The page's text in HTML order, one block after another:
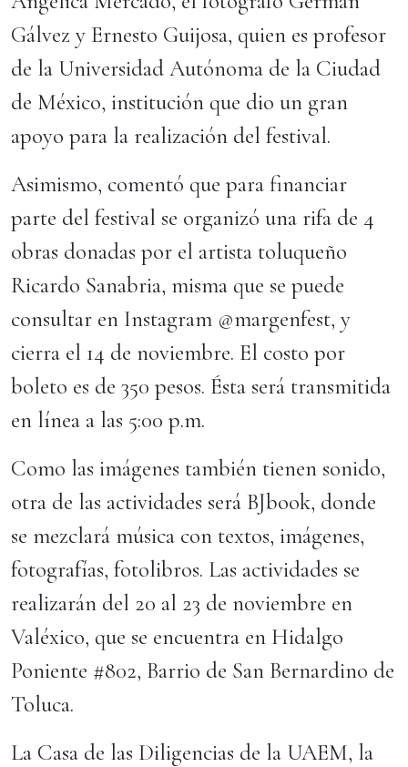
Gálvez y Ernesto Guijosa, quien es profesor
de la Universidad Autónoma de la Ciudad
de México, institución que dio un gran
apoyo para la realización del festival.
Asimismo, comentó que para financiar
parte del festival se organizó una rifa de 4
obras donadas por el artista toluqueño
Ricardo Sanabria, misma que se puede
consultar en Instagram @margenfest, y
cierra el 14 de noviembre. El costo por
boleto es de 350 pesos. Ésta será transmitida
en línea a las 5:00 p.m.
Como las imágenes también tienen sonido,
otra de las actividades será BJbook, donde
se mezclará música con textos, imágenes,
fotografías, fotolibros. Las actividades se
realizarán del 20 al 23 de noviembre en
Valéxico, que se encuentra en Hidalgo
Poniente #802, Barrio de San Bernardino de
Toluca.
La Casa de las Diligencias de la UAEM, la